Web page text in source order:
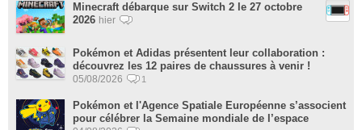
Minecraft débarque sur Switch 2 le 27 octobre
2026 hier
Pokémon et Adidas présentent leur collaboration :
découvrez les 12 paires de chaussures à venir !
05/08/2026 1
Pokémon et l'Agence Spatiale Européenne s’associent
pour célébrer la Semaine mondiale de l’espace